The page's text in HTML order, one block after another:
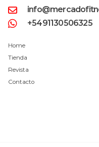
+5491130506325
Home
Tienda
Revista
Contacto